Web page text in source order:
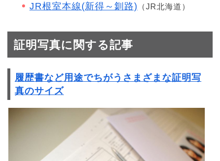
JR根室本線(新得～釧路) （JR北海道）
証明写真に関する記事
履歴書など用途でちがうさまざまな証明写
真のサイズ